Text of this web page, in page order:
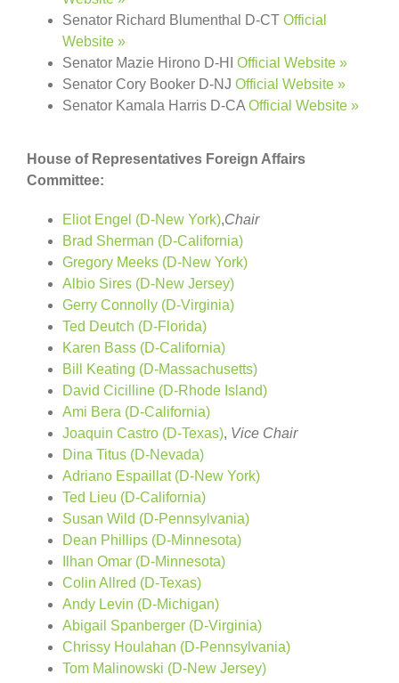
Senator Richard Blumenthal D-CT Official
Website »
Senator Mazie Hirono D-HI Official Website »
Senator Cory Booker D-NJ Official Website »
Senator Kamala Harris D-CA Official Website »
House of Representatives Foreign Affairs
Committee:
Eliot Engel (D-New York),Chair
Brad Sherman (D-California)
Gregory Meeks (D-New York)
Albio Sires (D-New Jersey)
Gerry Connolly (D-Virginia)
Ted Deutch (D-Florida)
Karen Bass (D-California)
Bill Keating (D-Massachusetts)
David Cicilline (D-Rhode Island)
Ami Bera (D-California)
Joaquin Castro (D-Texas), Vice Chair
Dina Titus (D-Nevada)
Adriano Espaillat (D-New York)
Ted Lieu (D-California)
Susan Wild (D-Pennsylvania)
Dean Phillips (D-Minnesota)
Ilhan Omar (D-Minnesota)
Colin Allred (D-Texas)
Andy Levin (D-Michigan)
Abigail Spanberger (D-Virginia)
Chrissy Houlahan (D-Pennsylvania)
Tom Malinowski (D-New Jersey)